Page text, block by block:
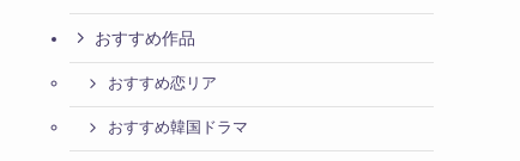
おすすめ作品
おすすめ恋リア
おすすめ韓国ドラマ